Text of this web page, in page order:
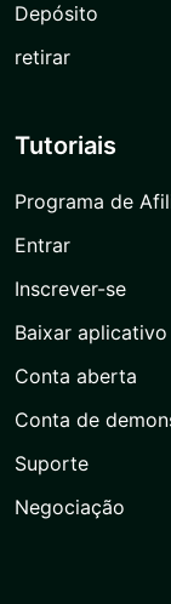
Depósito
retirar
Tutoriais
Programa de
Entrar
Inscrever-se
Baixar aplicativo
Conta aberta
Conta de
Suporte
Negociação